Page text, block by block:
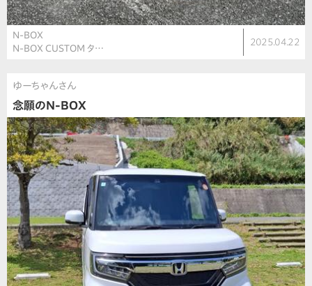
N-BOX
N-BOX CUSTOM タ…
2025.04.22
ゆーちゃんさん
念願のN-BOX